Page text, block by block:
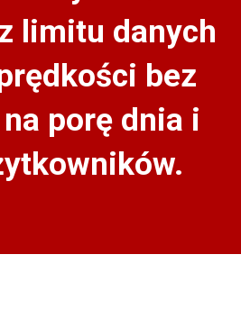
limitu danych
bez
porę dnia i